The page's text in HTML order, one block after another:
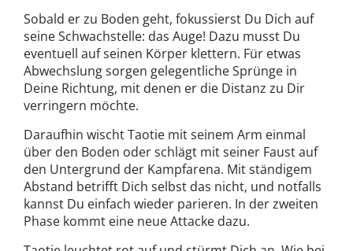
Sobald er zu Boden geht, fokussierst Du Dich auf
seine Schwachstelle: das Auge! Dazu musst Du
eventuell auf seinen Körper klettern. Für etwas
Abwechslung sorgen gelegentliche Sprünge in
Deine Richtung, mit denen er die Distanz zu Dir
verringern möchte.
Daraufhin wischt Taotie mit seinem Arm einmal
über den Boden oder schlägt mit seiner Faust auf
den Untergrund der Kampfarena. Mit ständigem
Abstand betrifft Dich selbst das nicht, und notfalls
kannst Du einfach wieder parieren. In der zweiten
Phase kommt eine neue Attacke dazu.